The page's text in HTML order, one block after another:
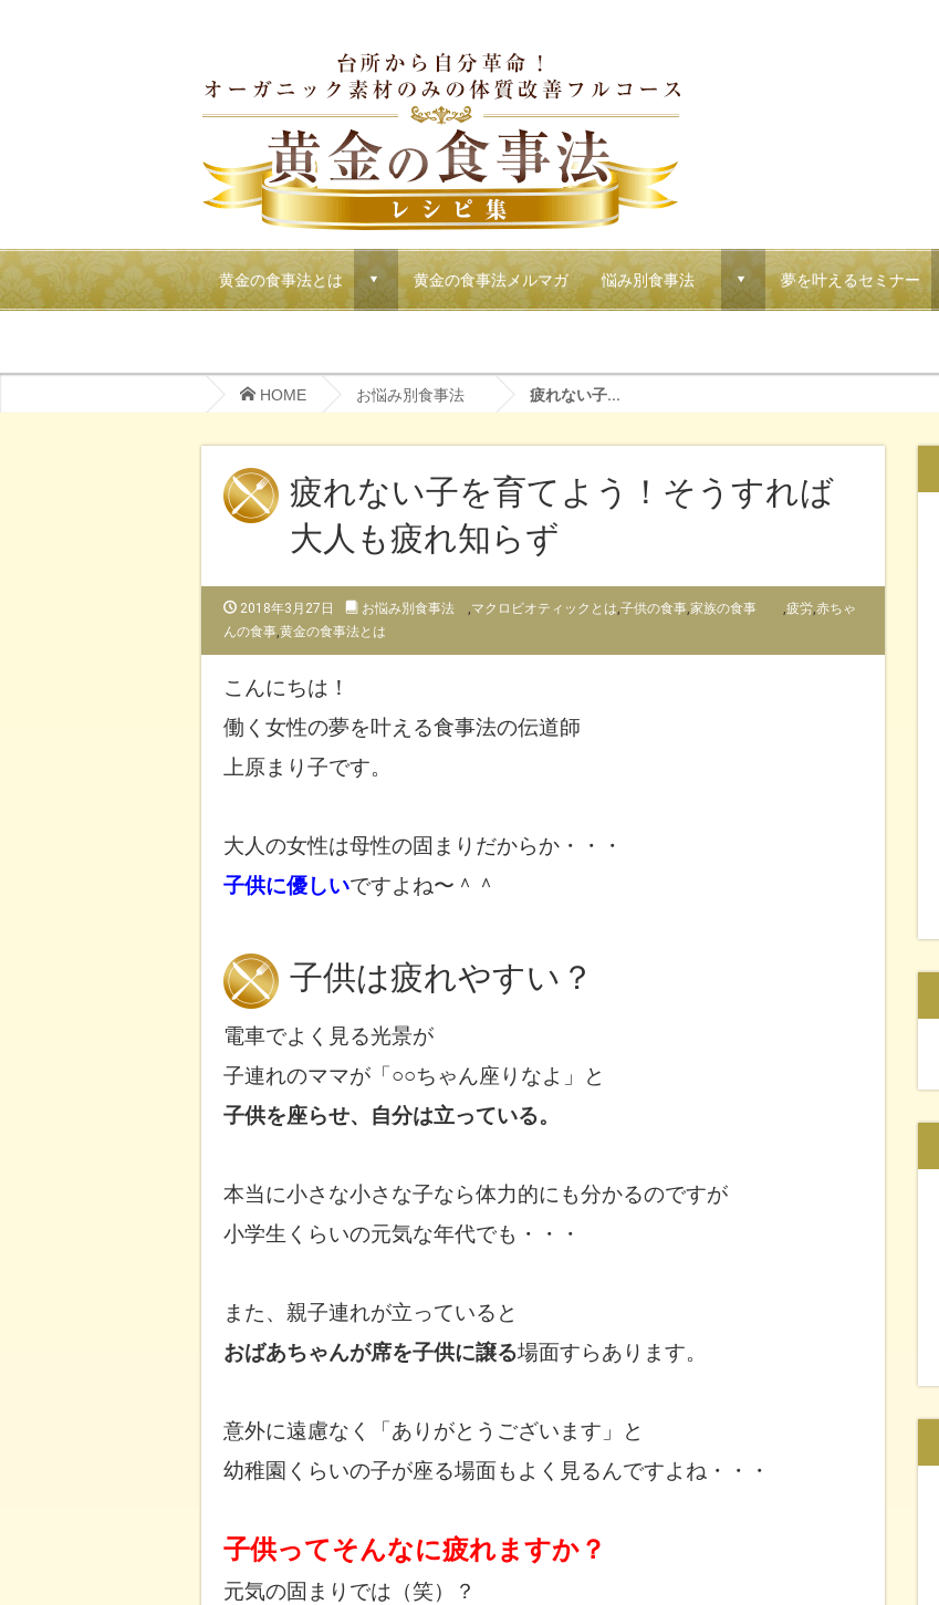
黄金の食事法とは d 黄金の食事法メルマガ 悩み別食事法 d 夢を叶えるセミナー
HOME お悩み別食事法 疲れない子...
疲れない子を育てよう！そうすれば
大人も疲れ知らず
2018年3月27日 お悩み別食事法 ,マクロビオティックとは,子供の食事,家族の食事 ,疲労,赤ちゃ
んの食事,黄金の食事法とは
こんにちは！
働く女性の夢を叶える食事法の伝道師
上原まり子です。
大人の女性は母性の固まりだからか・・・
子供に優しいですよね〜＾＾
子供は疲れやすい？
電車でよく見る光景が
子連れのママが「○○ちゃん座りなよ」と
子供を座らせ、自分は立っている。
本当に小さな小さな子なら体力的にも分かるのですが
小学生くらいの元気な年代でも・・・
また、親子連れが立っていると
おばあちゃんが席を子供に譲る場面すらあります。
意外に遠慮なく「ありがとうございます」と
幼稚園くらいの子が座る場面もよく見るんですよね・・・
子供ってそんなに疲れますか？
元気の固まりでは（笑）？